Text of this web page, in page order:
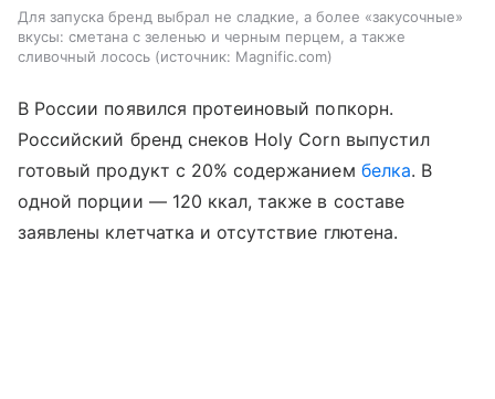
Для запуска бренд выбрал не сладкие, а более «закусочные»
вкусы: сметана с зеленью и черным перцем, а также
сливочный лосось
источник: Magnific.com
В России появился протеиновый попкорн.
Российский бренд снеков Holy Corn выпустил
готовый продукт с 20% содержанием белка. В
одной порции — 120 ккал, также в составе
заявлены клетчатка и отсутствие глютена.